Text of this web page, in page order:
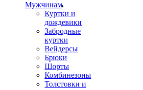
Мужчинам
Куртки и
дождевики
Забродные
куртки
Вейдерсы
Брюки
Шорты
Комбинезоны
Толстовки и